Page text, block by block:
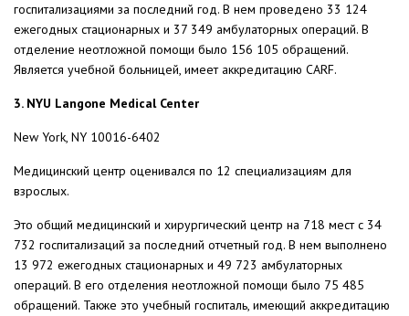
госпитализациями за последний год. В нем проведено 33 124
ежегодных стационарных и 37 349 амбулаторных операций. В
отделение неотложной помощи было 156 105 обращений.
Является учебной больницей, имеет аккредитацию CARF.
3. NYU Langone Medical Center
New York, NY 10016-6402
Медицинский центр оценивался по 12 специализациям для
взрослых.
Это общий медицинский и хирургический центр на 718 мест с 34
732 госпитализаций за последний отчетный год. В нем выполнено
13 972 ежегодных стационарных и 49 723 амбулаторных
операций. В его отделения неотложной помощи было 75 485
обращений. Также это учебный госпиталь, имеющий аккредитацию